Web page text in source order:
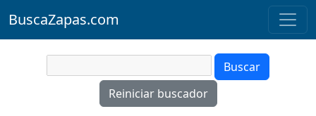
BuscaZapas.com